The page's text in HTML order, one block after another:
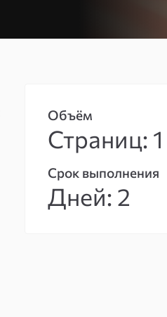
Объём
Страниц: 1
Срок выполнения
Дней: 2